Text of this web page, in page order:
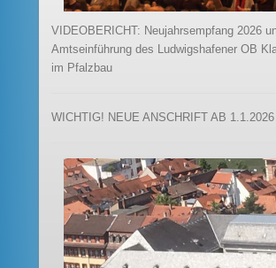
VIDEOBERICHT: Neujahrsempfang 2026
Amtseinführung des Ludwigshafener OB
im Pfalzbau
WICHTIG! NEUE ANSCHRIFT AB 1.1.2026